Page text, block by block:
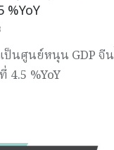
%YoY
ป็นศูนย์หนุน GDP จี
4.5 %YoY